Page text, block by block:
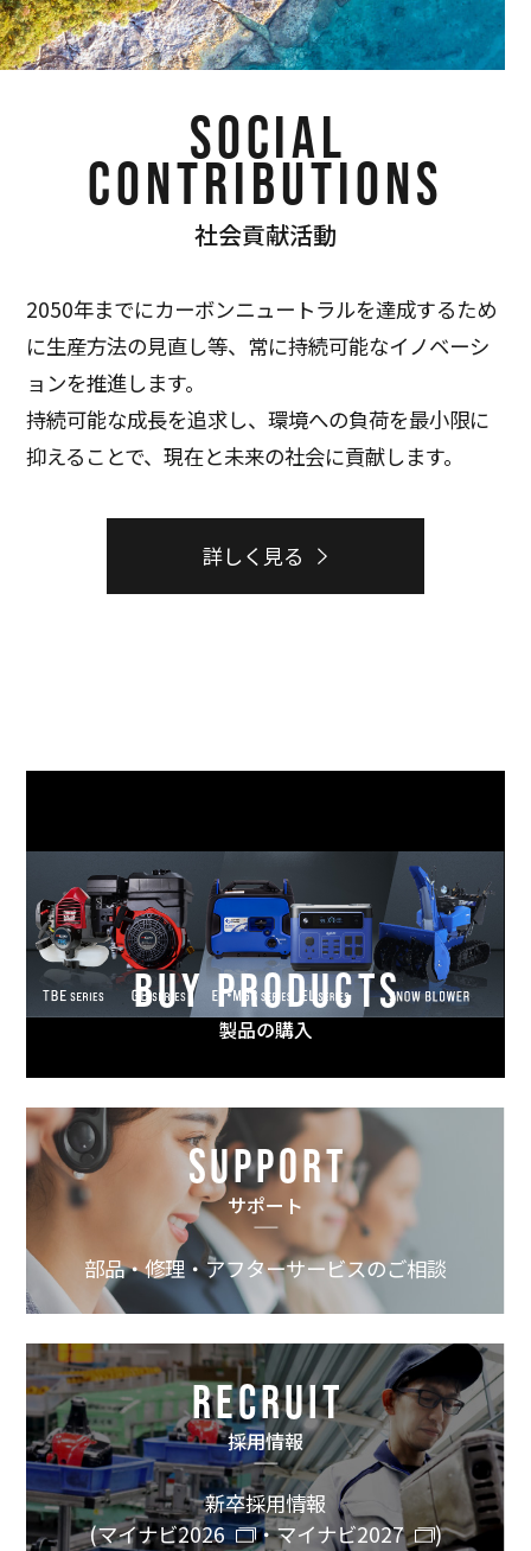
SOCIAL
CONTRIBUTIONS
社会貢献活動
2050年までにカーボンニュートラルを達成するため
に生産方法の見直し等、常に持続可能なイノベーシ
ョンを推進します。
持続可能な成長を追求し、環境への負荷を最小限に
抑えることで、現在と未来の社会に貢献します。
詳しく見る
BUY PRODUCTS
製品の購入
SUPPORT
サポート
部品・修理・アフターサービスのご相談
RECRUIT
採用情報
新卒採用情報
(マイナビ2026 ・マイナビ2027 )